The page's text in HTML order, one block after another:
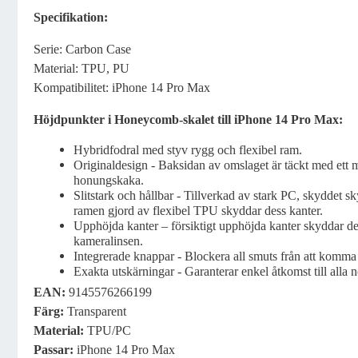
Specifikation:
Serie: Carbon Case
Material: TPU, PU
Kompatibilitet: iPhone 14 Pro Max
Höjdpunkter i Honeycomb-skalet till iPhone 14 Pro Max:
Hybridfodral med styv rygg och flexibel ram.
Originaldesign - Baksidan av omslaget är täckt med ett
honungskaka.
Slitstark och hållbar - Tillverkad av stark PC, skyddet
ramen gjord av flexibel TPU skyddar dess kanter.
Upphöjda kanter – försiktigt upphöjda kanter skyddar
kameralinsen.
Integrerade knappar - Blockera all smuts från att
Exakta utskärningar - Garanterar enkel åtkomst till alla
EAN: 9145576266199
Färg: Transparent
Material: TPU/PC
Passar: iPhone 14 Pro Max